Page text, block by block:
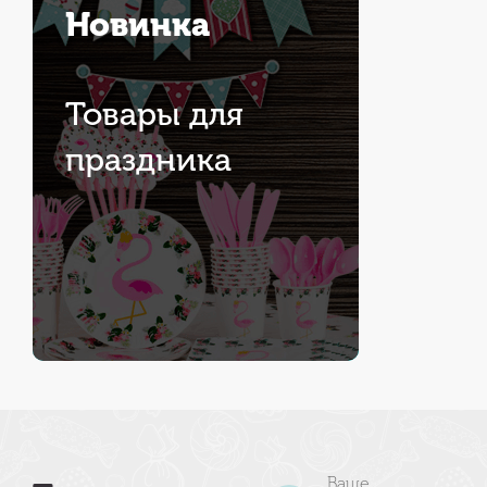
Новинка
Товары для
праздника